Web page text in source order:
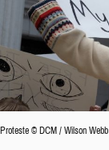
Proteste © DCM / Wilson Webb